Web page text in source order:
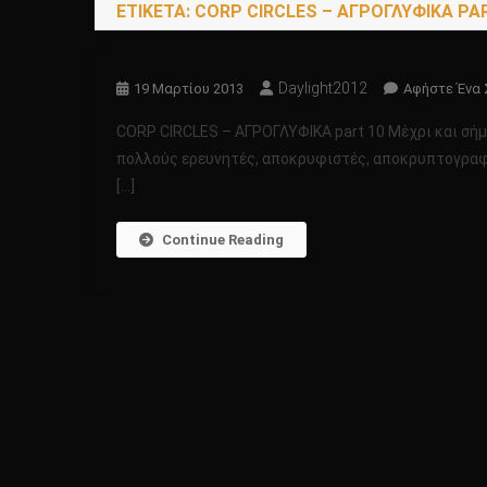
ΕΤΙΚΈΤΑ: CORP CIRCLES – ΑΓΡΟΓΛΥΦΙΚΑ
19 Μαρτίου 2013 Daylight2012 Αφήστε Ένα
CORP CIRCLES – ΑΓΡΟΓΛΥΦΙΚΑ part 10 Μέχρι και
πολλούς ερευνητές, αποκρυφιστές,
[…]
Continue Reading